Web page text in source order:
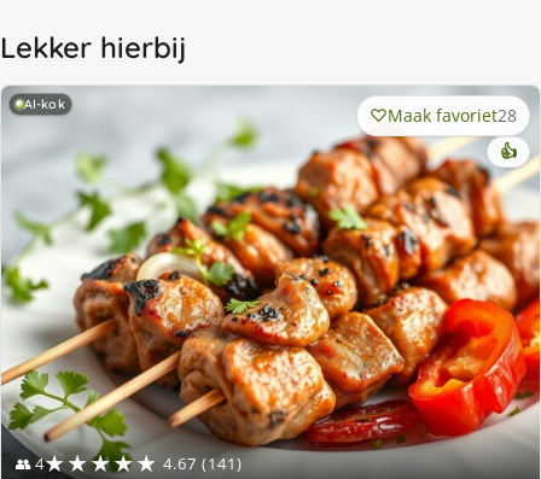
Lekker hierbij
AI-kok
👥 4★★★★★ 4.67 (141)
Maak favoriet28
👍